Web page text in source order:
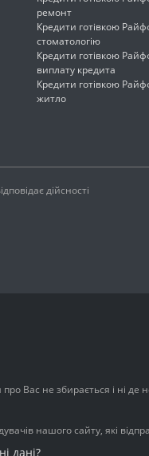
ремонт
Кредити готівкою
стоматологію
Кредити готівкою
виплату кредита
Кредити готівкою
житло
дійсності
Вас не збирається і ні де
нашого сайту, які
дані?